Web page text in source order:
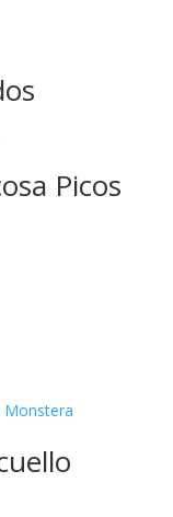
Picos